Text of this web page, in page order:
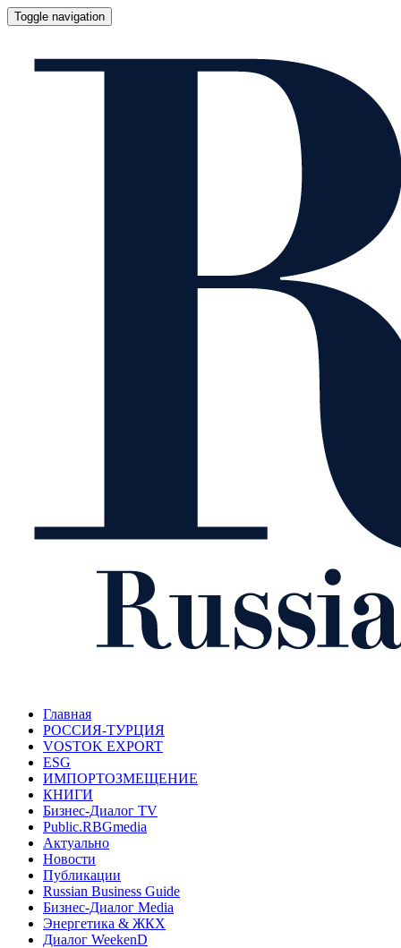
Toggle navigation
Главная
РОССИЯ-ТУРЦИЯ
VOSTOK EXPORT
ESG
ИМПОРТОЗМЕЩЕНИЕ
КНИГИ
Бизнес-Диалог TV
Public.RBGmedia
Актуально
Новости
Публикации
Russian Business Guide
Бизнес-Диалог Media
Энергетика & ЖКХ
Диалог WeekenD